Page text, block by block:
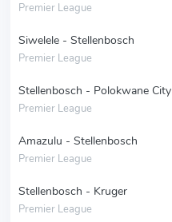
Premier League
Siwelele - Stellenbosch
Premier League
Stellenbosch - Polokwane City
Premier League
Amazulu - Stellenbosch
Premier League
Stellenbosch - Kruger
Premier League